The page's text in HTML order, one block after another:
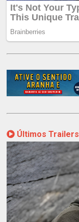
Últimos Trailers